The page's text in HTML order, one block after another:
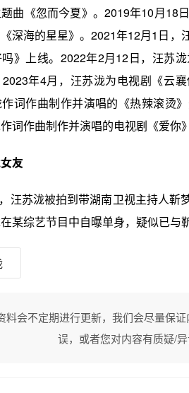
曲《忽而今夏》。2019年10月18
深海的星星》。2021年12月1日，
吗》上线。2022年2月12日，汪苏
年4月，汪苏泷为电视剧《云
词作曲制作并演唱的《热辣滚烫
词作曲制作并演唱的电视剧《爱你
友
汪苏泷被拍到带湖南卫视主持人靳
某综艺节目中自曝单身，疑似已与
料会不定期进行更新，我们会尽量保
误，或者您对内容有质疑/异